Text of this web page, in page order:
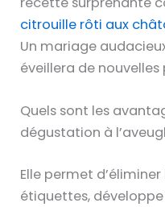
citrouille rôti aux
Un mariage
éveillera de
Quels sont les
dégustation à
Elle permet
étiquettes,